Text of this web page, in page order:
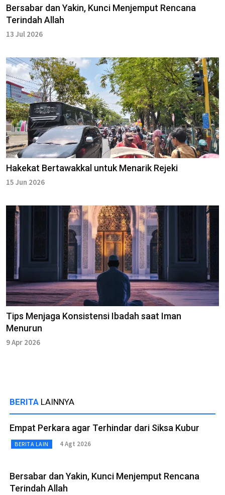
Bersabar dan Yakin, Kunci Menjemput Rencana
Terindah Allah
13 Jul 2026
Hakekat Bertawakkal untuk Menarik Rejeki
15 Jun 2026
Tips Menjaga Konsistensi Ibadah saat Iman
Menurun
9 Apr 2026
BERITA LAINNYA
Empat Perkara agar Terhindar dari Siksa Kubur
BERITA LAIN 4 Agt 2026
Bersabar dan Yakin, Kunci Menjemput Rencana
Terindah Allah